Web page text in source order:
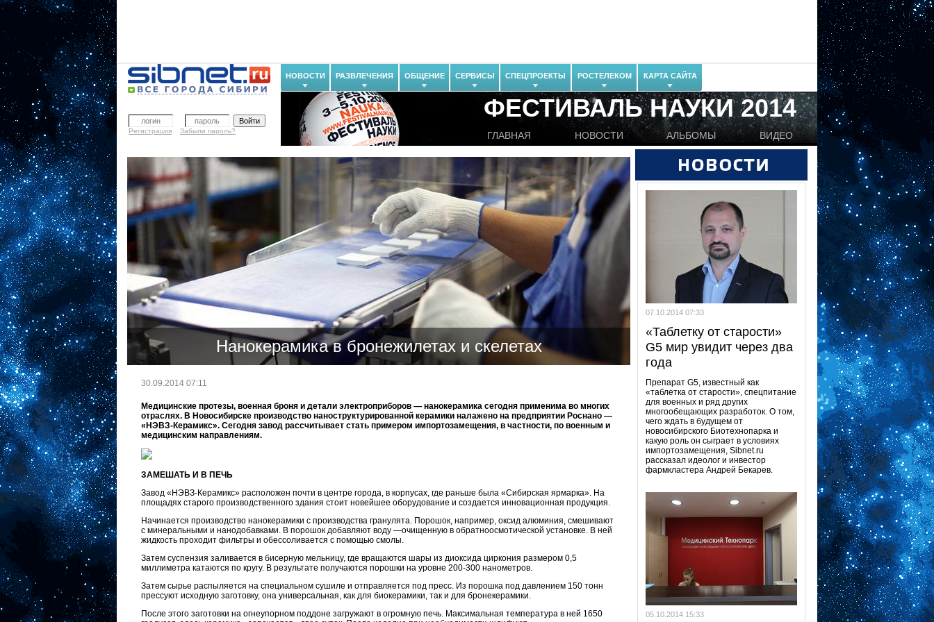
НОВОСТИ РАЗВЛЕЧЕНИЯ ОБЩЕНИЕ СЕРВИСЫ СПЕЦПРОЕКТЫ РОСТЕЛЕКОМ КАРТА САЙТА
Регистрация Забыли пароль?
ФЕСТИВАЛЬ НАУКИ 2014
ГЛАВНАЯ НОВОСТИ АЛЬБОМЫ ВИДЕО
Нанокерамика в бронежилетах и скелетах
30.09.2014 07:11
Медицинские протезы, военная броня и детали электроприборов — нанокерамика сегодня применима во многих
отраслях. В Новосибирске производство наноструктурированной керамики налажено на предприятии Роснано —
«НЭВЗ-Керамикс». Сегодня завод рассчитывает стать примером импортозамещения, в частности, по военным и
медицинским направлениям.
ЗАМЕШАТЬ И В ПЕЧЬ
Завод «НЭВЗ-Керамикс» расположен почти в центре города, в корпусах, где раньше была «Сибирская ярмарка». На
площадях старого производственного здания стоит новейшее оборудование и создается инновационная продукция.
Начинается производство нанокерамики с производства гранулята. Порошок, например, оксид алюминия, смешивают
с минеральными и нанодобавками. В порошок добавляют воду —очищенную в обратноосмотической установке. В ней
жидкость проходит фильтры и обессоливается с помощью смолы.
Затем суспензия заливается в бисерную мельницу, где вращаются шары из диоксида циркония размером 0,5
миллиметра катаются по кругу. В результате получаются порошки на уровне 200-300 нанометров.
Затем сырье распыляется на специальном сушиле и отправляется под пресс. Из порошка под давлением 150 тонн
прессуют исходную заготовку, она универсальная, как для биокерамики, так и для бронекерамики.
После этого заготовки на огнеупорном поддоне загружают в огромную печь. Максимальная температура в ней 1650
Новости
07.10.2014 07:33
«Таблетку от старости»
G5 мир увидит через два
года
Препарат G5, известный как
«таблетка от старости», спецпитание
для военных и ряд других
многообещающих разработок. О том,
чего ждать в будущем от
новосибирского Биотехнопарка и
какую роль он сыграет в условиях
импортозамещения, Sibnet.ru
рассказал идеолог и инвестор
фармкластера Андрей Бекарев.
05.10.2014 15:33